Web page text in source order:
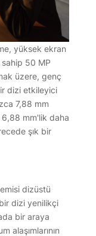
yüksek ekran
sahip 50 MP
üzere, genç
dizi etkileyici
7,88 mm
6,88 mm'lik daha
şık bir
dizüstü
dizi yenilikçi
bir araya
alaşımlarının